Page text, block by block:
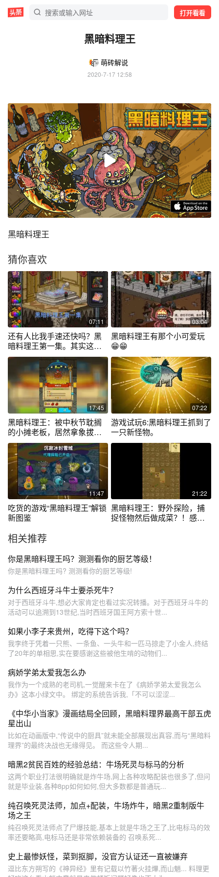
打开看看
黑暗料理王
萌砖解说
2020-7-17 12:58
黑暗料理王
猜你喜欢
07:11
还有人比我手速还快吗？黑
暗料理王第一集。其实这个
视频是四倍速
03:04
黑暗料理王有那个小可爱玩
😁😁
17:45
黑暗料理王：被中秋节耽搁
的小摊老板，居然拿象拔蚌
和海胆没辙？
07:22
游戏试玩6:黑暗料理王抓到了
一只新怪物。
11:47
吃货的游戏“黑暗料理王”解锁
新图鉴
21:22
黑暗料理王：野外探险，捕
捉怪物然后做成菜？！感觉
相关推荐
你是黑暗料理王吗？测测看你的厨艺等级！
你是黑暗料理王吗? 测测看你的厨艺等级!
为什么西班牙斗牛士要杀死牛？
对于西班牙斗牛,想必大家肯定也看过实况转播。对于西班牙斗牛的
活动可以追溯到13世纪,当时西班牙国王阿方索十世...
如果小李子来贵州，吃得下这个吗？
我李终于凭着一只熊、一条鱼、一头牛和一匹马掠走了小金人,终结
了20年的单相思,实在要感谢这些被他生啃的动物们...
病娇学弟太爱我怎么办
我作为一个成熟的老司机,一觉醒来卡在了《病娇学弟太爱我怎么
办》这本小绿文中。 绑定的系统告诉我,「不可以涩涩...
《中华小当家》漫画结局全回顾，黑暗料理界最高干部五虎
星出山
比如在动画版中,“传说中的厨具”就未能全部展现出真容,而与“黑暗料
理界”的最终决战也无缘得见。 而这些令人期...
暗黑2贫民百姓的经验总结：牛场死灵与标马的分析
这两个职业打法很明确就是炸牛场,网上各种攻略配装也很多了,但问
就是毕业装,各种8pp如何如何,但大多数都是普通玩...
纯召唤死灵法师，加点+配装，牛场炸牛，暗黑2重制版牛
场之王
纯召唤死灵法师点了尸爆技能,基本上就是牛场之王了,比电标马的效
率还要略高,电标马还是非常依赖装备的 召唤系死...
史上最惨妖怪，菜到抠脚，没官方认证还一直被嫌弃
逗比东方朔写的《神异经》里有记载以竹著火挂熚,而山魈... 料理更